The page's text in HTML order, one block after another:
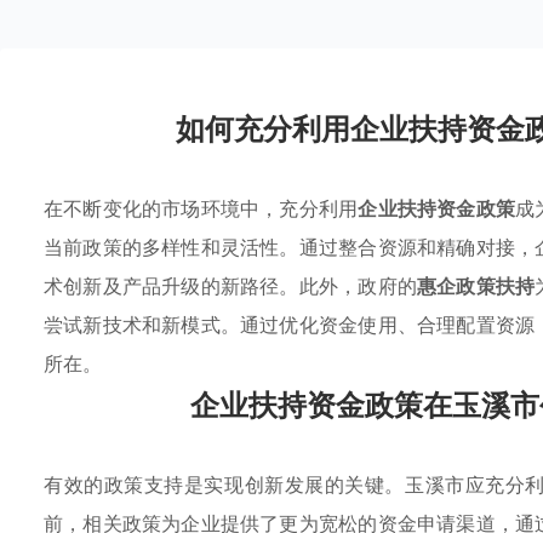
如何充分利用企业扶持资金
在不断变化的市场环境中，充分利用企业扶持资金政策成
当前政策的多样性和灵活性。通过整合资源和精确对接
术创新及产品升级的新路径。此外，政府的惠企政策扶持
尝试新技术和新模式。通过优化资金使用、合理配置资
所在。
企业扶持资金政策在玉溪
有效的政策支持是实现创新发展的关键。玉溪市应充分
前，相关政策为企业提供了更为宽松的资金申请渠道，